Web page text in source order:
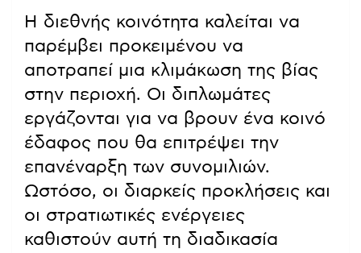
Η διεθνής κοινότητα καλείται να
παρέμβει προκειμένου να
αποτραπεί μια κλιμάκωση της βίας
στην περιοχή. Οι διπλωμάτες
εργάζονται για να βρουν ένα κοινό
έδαφος που θα επιτρέψει την
επανέναρξη των συνομιλιών.
Ωστόσο, οι διαρκείς προκλήσεις και
οι στρατιωτικές ενέργειες
καθιστούν αυτή τη διαδικασία